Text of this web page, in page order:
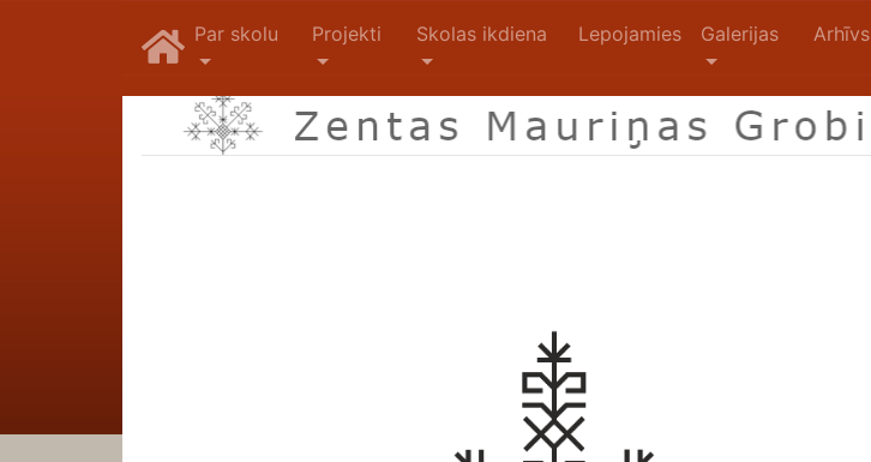
Par skolu Projekti Skolas ikdiena Lepojamies Galerijas Arhīvs